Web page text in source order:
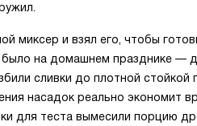
миксер и взял его, чтобы
было на домашнем празднике —
сливки до плотной стойкой
насадок реально экономит
для теста вымесили порцию